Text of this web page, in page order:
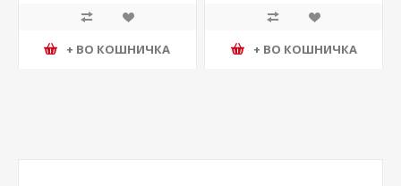
+ ВО КОШНИЧКА + ВО КОШНИЧКА